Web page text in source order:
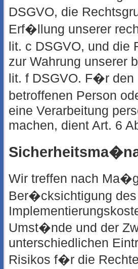
DSGVO, die
Erf�llung unserer
lit. c DSGVO, und die
zur Wahrung unserer
lit. f DSGVO. F�r den
betroffenen Person
eine Verarbeitung
machen, dient Art. 6
Wir treffen nach
Ber�cksichtigung
Umst�nde und der
unterschiedlichen
Risikos f�r die